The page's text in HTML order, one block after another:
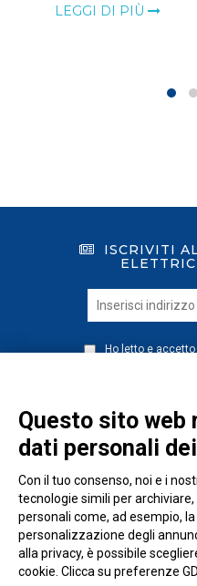
LEGGI DI PIÙ
ISCRIVITI
Ho letto e accetto
Questo sito web
dati personali
Con il tuo consenso, noi e i
tecnologie simili per
personali come, ad esempio,
personalizzazione degli
alla privacy, è possibile
cookie. Clicca su preferenze